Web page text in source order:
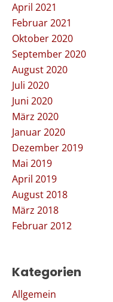
April 2021
Februar 2021
Oktober 2020
September 2020
August 2020
Juli 2020
Juni 2020
März 2020
Januar 2020
Dezember 2019
Mai 2019
April 2019
August 2018
März 2018
Februar 2012
Kategorien
Allgemein